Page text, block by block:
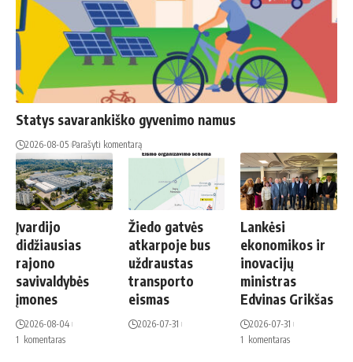
Statys savarankiško gyvenimo namus
2026-08-05 Parašyti komentarą
Įvardijo
didžiausias
rajono
savivaldybės
įmones
2026-08-04
1 komentaras
Žiedo gatvės
atkarpoje bus
uždraustas
transporto
eismas
2026-07-31
Lankėsi
ekonomikos ir
inovacijų
ministras
Edvinas Grikšas
2026-07-31
1 komentaras